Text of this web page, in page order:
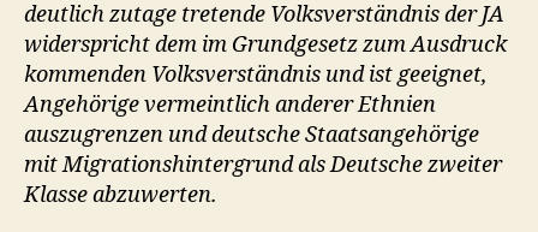
deutlich zutage tretende Volksverständnis der JA
widerspricht dem im Grundgesetz zum Ausdruck
kommenden Volksverständnis und ist geeignet,
Angehörige vermeintlich anderer Ethnien
auszugrenzen und deutsche Staatsangehörige
mit Migrationshintergrund als Deutsche zweiter
Klasse abzuwerten.